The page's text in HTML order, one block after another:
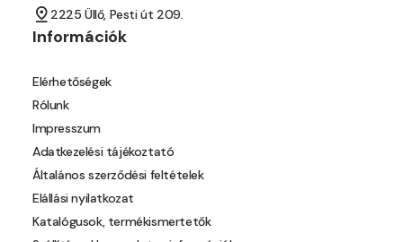
Pumpkin E
2225 Üllő, Pesti út 209.
Információk
Elérhetőségek
Rólunk
Impresszum
Adatkezelési tájékoztató
Általános szerződési feltételek
Elállási nyilatkozat
Katalógusok, termékismertetők